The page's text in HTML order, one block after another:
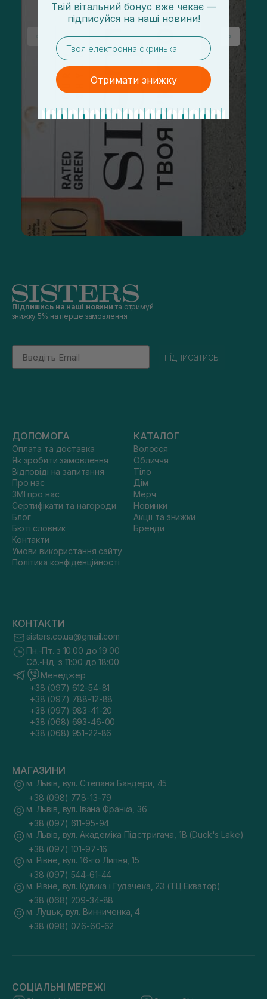
Підпишись на наші новини та отримуй
знижку 5% на перше замовлення
Email
підписатись
ДОПОМОГА
Оплата та доставка
Як зробити замовлення
Відповіді на запитання
Про нас
ЗМІ про нас
Сертифікати та нагороди
Блог
Бюті словник
Контакти
Умови використання сайту
Політика конфіденційності
КАТАЛОГ
Волосся
Обличчя
Тіло
Дім
Мерч
Новинки
Акції та знижки
Бренди
КОНТАКТИ
sisters.co.ua@gmail.com
Пн.-Пт. з 10:00 до 19:00
Сб.-Нд. з 11:00 до 18:00
Менеджер
+38 (097) 612-54-81
+38 (097) 788-12-88
+38 (097) 983-41-20
+38 (068) 693-46-00
+38 (068) 951-22-86
МАГАЗИНИ
м. Львів, вул. Степана Бандери, 45
+38 (098) 778-13-79
м. Львів, вул. Івана Франка, 36
+38 (097) 611-95-94
м. Львів, вул. Академіка Підстригача, 1В (Duck's Lake)
+38 (097) 101-97-16
м. Рівне, вул. 16-го Липня, 15
+38 (097) 544-61-44
м. Рівне, вул. Кулика і Гудачека, 23 (ТЦ Екватор)
+38 (068) 209-34-88
м. Луцьк, вул. Винниченка, 4
+38 (098) 076-60-62
СОЦІАЛЬНІ МЕРЕЖІ
Твій вітальний бонус вже чекає —
підписуйся на наші новини!
email
Отримати знижку